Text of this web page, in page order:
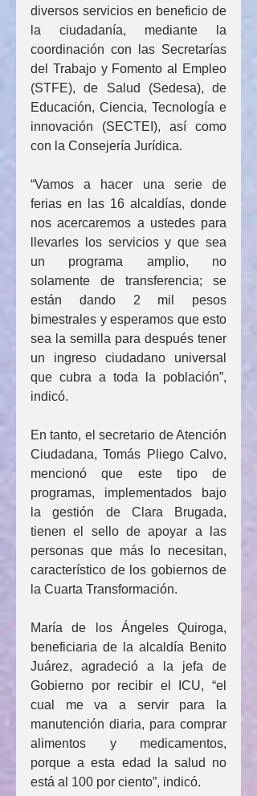
diversos servicios en beneficio de
la ciudadanía, mediante la
coordinación con las Secretarías
del Trabajo y Fomento al Empleo
(STFE), de Salud (Sedesa), de
Educación, Ciencia, Tecnología e
innovación (SECTEI), así como
con la Consejería Jurídica.
“Vamos a hacer una serie de
ferias en las 16 alcaldías, donde
nos acercaremos a ustedes para
llevarles los servicios y que sea
un programa amplio, no
solamente de transferencia; se
están dando 2 mil pesos
bimestrales y esperamos que esto
sea la semilla para después tener
un ingreso ciudadano universal
que cubra a toda la población”,
indicó.
En tanto, el secretario de Atención
Ciudadana, Tomás Pliego Calvo,
mencionó que este tipo de
programas, implementados bajo
la gestión de Clara Brugada,
tienen el sello de apoyar a las
personas que más lo necesitan,
característico de los gobiernos de
la Cuarta Transformación.
María de los Ángeles Quiroga,
beneficiaria de la alcaldía Benito
Juárez, agradeció a la jefa de
Gobierno por recibir el ICU, “el
cual me va a servir para la
manutención diaria, para comprar
alimentos y medicamentos,
porque a esta edad la salud no
está al 100 por ciento”, indicó.